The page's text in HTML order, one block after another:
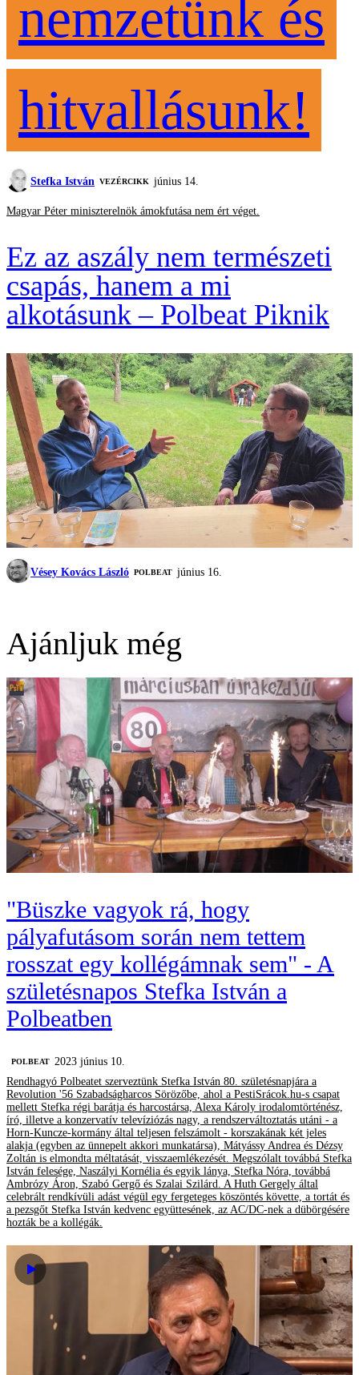
nemzetünk és
hitvallásunk!
Stefka István VEZÉRCIKK június 14.
Magyar Péter miniszterelnök ámokfutása nem ért véget.
Ez az aszály nem természeti
csapás, hanem a mi
alkotásunk – Polbeat Piknik
Vésey Kovács László ‎POLBEAT június 16.
Ajánljuk még
"Büszke vagyok rá, hogy
pályafutásom során nem tettem
rosszat egy kollégámnak sem" - A
születésnapos Stefka István a
Polbeatben
‎POLBEAT
2023 június 10.
Rendhagyó Polbeatet szerveztünk Stefka István 80. születésnapjára a
Revolution '56 Szabadságharcos Sörözőbe, ahol a PestiSrácok.hu-s csapat
mellett Stefka régi barátja és harcostársa, Alexa Károly irodalomtörténész,
író, illetve a konzervatív televíziózás nagy, a rendszerváltoztatás utáni - a
Horn-Kuncze-kormány által teljesen felszámolt - korszakának két jeles
alakja (egyben az ünnepelt akkori munkatársa), Mátyássy Andrea és Dézsy
Zoltán is elmondta méltatását, visszaemlékezését. Megszólalt továbbá Stefka
István felesége, Naszályi Kornélia és egyik lánya, Stefka Nóra, továbbá
Ambrózy Áron, Szabó Gergő és Szalai Szilárd. A Huth Gergely által
celebrált rendkívüli adást végül egy fergeteges köszöntés követte, a tortát és
a pezsgőt Stefka István kedvenc együttesének, az AC/DC-nek a dübörgésére
hozták be a kollégák.